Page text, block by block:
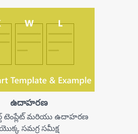
ఉదాహరణ
టెంప్లేట్ మరియు ఉదాహరణ
సమగ్ర సమీక్ష